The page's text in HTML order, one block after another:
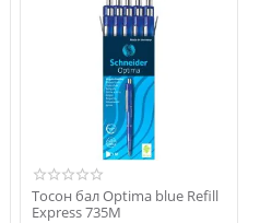
Тосон бал Optima blue Refill
Express 735M